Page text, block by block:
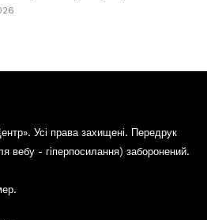
Усі права захищені. Передрук
вебу - гіперпосилання) заборонений.